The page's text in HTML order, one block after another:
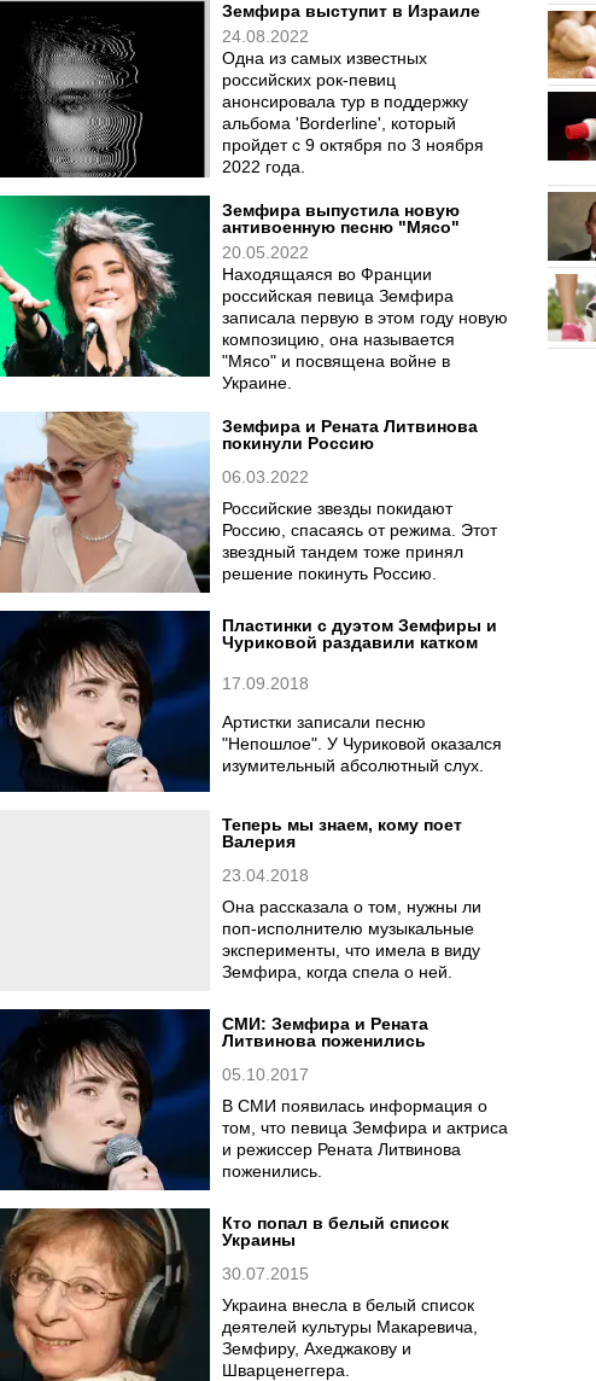
Земфира выступит в Израиле
24.08.2022
Одна из самых известных
российских рок-певиц
анонсировала тур в поддержку
альбома 'Borderline', который
пройдет с 9 октября по 3 ноября
2022 года.
Земфира выпустила новую
антивоенную песню "Мясо"
20.05.2022
Находящаяся во Франции
российская певица Земфира
записала первую в этом году новую
композицию, она называется
"Мясо" и посвящена войне в
Украине.
Земфира и Рената Литвинова
покинули Россию
06.03.2022
Российские звезды покидают
Россию, спасаясь от режима. Этот
звездный тандем тоже принял
решение покинуть Россию.
Пластинки с дуэтом Земфиры и
Чуриковой раздавили катком
17.09.2018
Артистки записали песню
"Непошлое". У Чуриковой оказался
изумительный абсолютный слух.
Теперь мы знаем, кому поет
Валерия
23.04.2018
Она рассказала о том, нужны ли
поп-исполнителю музыкальные
эксперименты, что имела в виду
Земфира, когда спела о ней.
СМИ: Земфира и Рената
Литвинова поженились
05.10.2017
В СМИ появилась информация о
том, что певица Земфира и актриса
и режиссер Рената Литвинова
поженились.
Кто попал в белый список
Украины
30.07.2015
Украина внесла в белый список
деятелей культуры Макаревича,
Земфиру, Ахеджакову и
Шварценеггера.